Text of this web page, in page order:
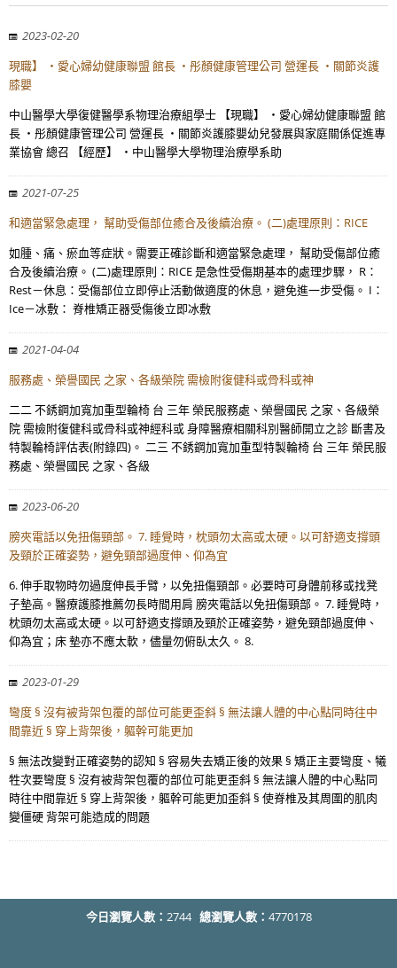
2023-02-20
現職】 ・愛心婦幼健康聯盟 館長 ・彤顏健康管理公司 營運長 ・關節炎護
膝嬰
中山醫學大學復健醫學系物理治療組學士 【現職】 ・愛心婦幼健康聯盟 館
長 ・彤顏健康管理公司 營運長 ・關節炎護膝嬰幼兒發展與家庭關係促進專
業協會 總召 【經歷】 ・中山醫學大學物理治療學系助
2021-07-25
和適當緊急處理， 幫助受傷部位癒合及後續治療。 (二)處理原則：RICE
如腫、痛、瘀血等症狀。需要正確診斷和適當緊急處理， 幫助受傷部位癒
合及後續治療。 (二)處理原則：RICE 是急性受傷期基本的處理步驟， R：
Rest－休息：受傷部位立即停止活動做適度的休息，避免進一步受傷。 I：
Ice－冰敷： 脊椎矯正器受傷後立即冰敷
2021-04-04
服務處、榮譽國民 之家、各級榮院 需檢附復健科或骨科或神
二二 不銹鋼加寬加重型輪椅 台 三年 榮民服務處、榮譽國民 之家、各級榮
院 需檢附復健科或骨科或神經科或 身障醫療相關科別醫師開立之診 斷書及
特製輪椅評估表(附錄四)。 二三 不銹鋼加寬加重型特製輪椅 台 三年 榮民服
務處、榮譽國民 之家、各級
2023-06-20
膀夾電話以免扭傷頸部。 7. 睡覺時，枕頭勿太高或太硬。以可舒適支撐頭
及頸於正確姿勢，避免頸部過度伸、仰為宜
6. 伸手取物時勿過度伸長手臂，以免扭傷頸部。必要時可身體前移或找凳
子墊高。醫療護膝推薦勿長時間用肩 膀夾電話以免扭傷頸部。 7. 睡覺時，
枕頭勿太高或太硬。以可舒適支撐頭及頸於正確姿勢，避免頸部過度伸、
仰為宜；床 墊亦不應太軟，儘量勿俯臥太久。 8.
2023-01-29
彎度 § 沒有被背架包覆的部位可能更歪斜 § 無法讓人體的中心點同時往中
間靠近 § 穿上背架後，軀幹可能更加
§ 無法改變對正確姿勢的認知 § 容易失去矯正後的效果 § 矯正主要彎度、犧
牲次要彎度 § 沒有被背架包覆的部位可能更歪斜 § 無法讓人體的中心點同
時往中間靠近 § 穿上背架後，軀幹可能更加歪斜 § 使脊椎及其周圍的肌肉
變僵硬 背架可能造成的問題
今日瀏覽人數： 2744 總瀏覽人數： 4770178